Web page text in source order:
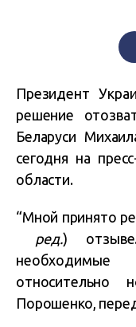
Президент
решение
Беларуси
сегодня на
области.
“Мной принято
ред.)
относительно
Порошенко,